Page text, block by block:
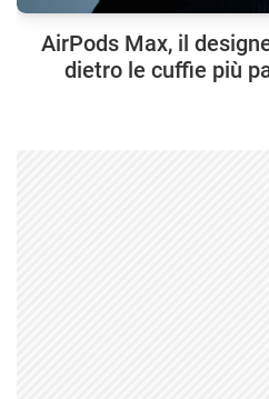
AirPods Max, il
dietro le cuffie più